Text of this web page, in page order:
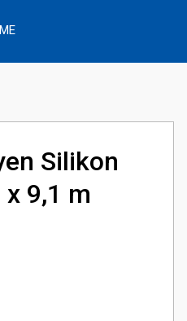
Silikon
9,1 m